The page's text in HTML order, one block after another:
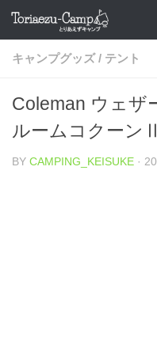
コンテンツへスキップ
キャンプグッズ / テント
Coleman ウェザ
ルームコクーン
BY CAMPING_KEISUKE ·